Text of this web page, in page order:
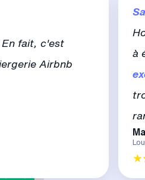
fait, c'est
Airbnb
à